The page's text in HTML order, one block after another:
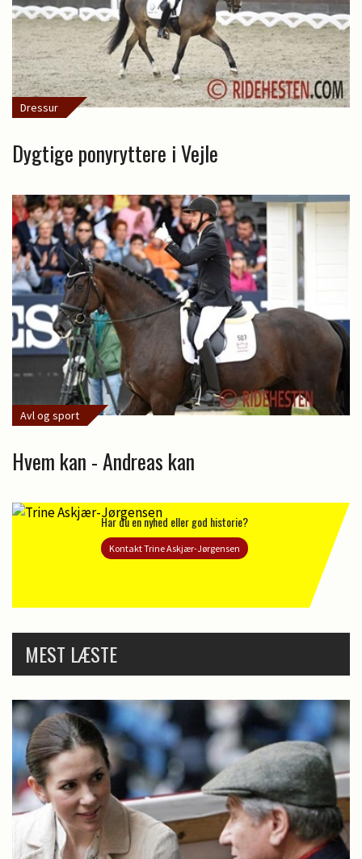
Dressur
Dygtige ponyryttere i Vejle
Avl og sport
Hvem kan - Andreas kan
Har du en nyhed eller god historie?
Kontakt Trine Askjær-Jørgensen
MEST LÆSTE